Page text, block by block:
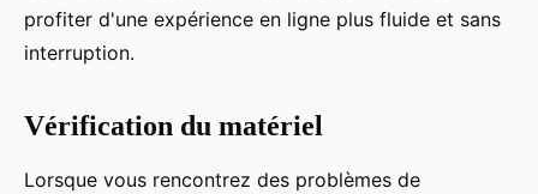
profiter d'une expérience en ligne plus fluide et sans
interruption.
Vérification du matériel
Lorsque vous rencontrez des problèmes de